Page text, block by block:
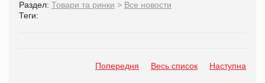
Раздел: Товари та ринки > Все новости
Теги:
Попередня Весь список Наступна